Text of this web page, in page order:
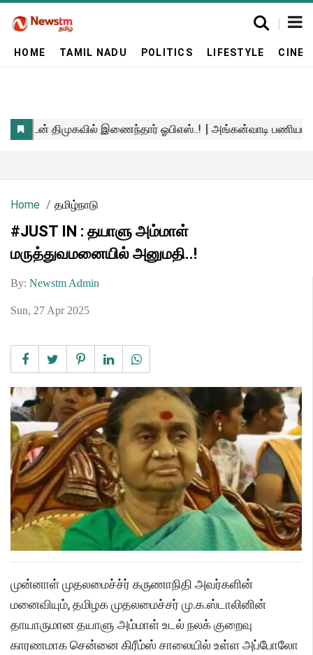
HOME TAMIL NADU POLITICS LIFESTYLE
Home தமிழ்நாடு
#JUST IN : தயாளு அம்மாள்
மருத்துவமனையில் அனுமதி..!
By: Newstm Admin
Sun, 27 Apr 2025
முன்னாள் முதலமைச்ச்ர் கருணாநிதி அவர்களின்
மனைவியும், தமிழக முதலமைச்சர் மு.க.ஸ்டாலினின்
தாயாருமான தயாளு அம்மாள் உடல் நலக் குறைவு
காரணமாக சென்னை கிரீம்ஸ் சாலையில் உள்ள அப்போலோ